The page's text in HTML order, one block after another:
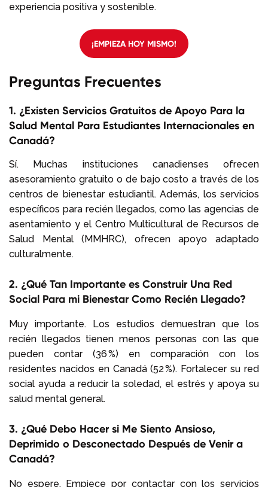
experiencia positiva y sostenible.
¡EMPIEZA HOY MISMO!
Preguntas Frecuentes
1. ¿Existen Servicios Gratuitos de Apoyo Para la
Salud Mental Para Estudiantes Internacionales en
Canadá?
Sí. Muchas instituciones canadienses ofrecen
asesoramiento gratuito o de bajo costo a través de los
centros de bienestar estudiantil. Además, los servicios
específicos para recién llegados, como las agencias de
asentamiento y el Centro Multicultural de Recursos de
Salud Mental (MMHRC), ofrecen apoyo adaptado
culturalmente.
2. ¿Qué Tan Importante es Construir Una Red
Social Para mi Bienestar Como Recién Llegado?
Muy importante. Los estudios demuestran que los
recién llegados tienen menos personas con las que
pueden contar (36 %) en comparación con los
residentes nacidos en Canadá (52 %). Fortalecer su red
social ayuda a reducir la soledad, el estrés y apoya su
salud mental general.
3. ¿Qué Debo Hacer si Me Siento Ansioso,
Deprimido o Desconectado Después de Venir a
Canadá?
No espere. Empiece por contactar con los servicios